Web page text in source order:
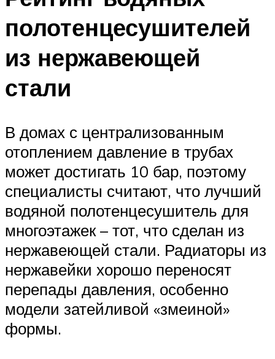
полотенцесушителей
из нержавеющей
стали
В домах с централизованным
отоплением давление в трубах
может достигать 10 бар, поэтому
специалисты считают, что лучший
водяной полотенцесушитель для
многоэтажек – тот, что сделан из
нержавеющей стали. Радиаторы из
нержавейки хорошо переносят
перепады давления, особенно
модели затейливой «змеиной»
формы.